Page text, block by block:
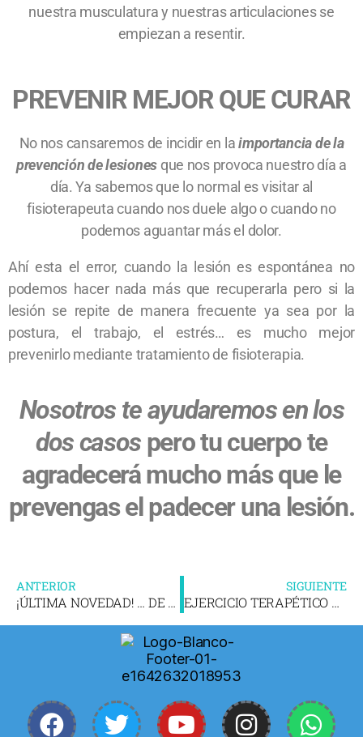
nuestra musculatura y nuestras articulaciones se
empiezan a resentir.
PREVENIR MEJOR QUE CURAR
No nos cansaremos de incidir en laimportancia de la
prevención de lesiones que nos provoca nuestro día a
día. Ya sabemos que lo normal es visitar al
fisioterapeuta cuando nos duele algo o cuando no
podemos aguantar más el dolor.
Ahí esta el error, cuando la lesión es espontánea no
podemos hacer nada más que recuperarla pero si la
lesión se repite de manera frecuente ya sea por la
postura, el trabajo, el estrés… es mucho mejor
prevenirlo mediante tratamiento de fisioterapia.
Nosotros te ayudaremos en los
dos casos pero tu cuerpo te
agradecerá mucho más que le
prevengas el padecer una lesión.
ANTERIOR
¡ÚLTIMA NOVEDAD! … DE MOMENTO
SIGUIENTE
EJERCICIO TERAPÉTICO Y PILATES